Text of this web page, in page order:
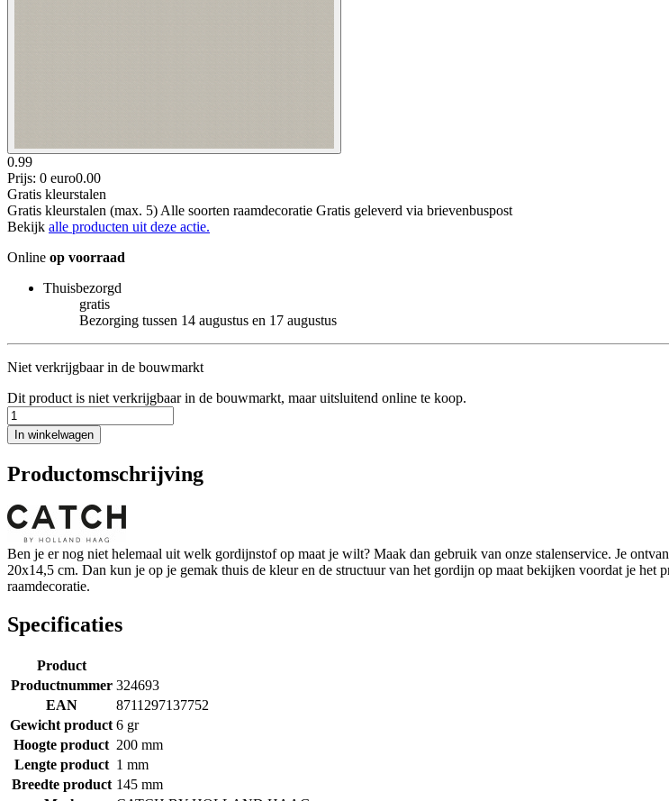
0.99
Prijs: 0 euro0.00
Gratis kleurstalen
Gratis kleurstalen (max. 5) Alle soorten raamdecoratie Gratis geleverd via brievenbuspost
Bekijk alle producten uit deze actie.
Online op voorraad
Thuisbezorgd
gratis
Bezorging tussen 14 augustus en 17 augustus
Niet verkrijgbaar in de bouwmarkt
Dit product is niet verkrijgbaar in de bouwmarkt, maar uitsluitend online te koop.
In winkelwagen
Productomschrijving
Ben je er nog niet helemaal uit welk gordijnstof op maat je wilt? Maak dan gebruik van onze stalenservice. Je
20x14,5 cm. Dan kun je op je gemak thuis de kleur en de structuur van het gordijn op maat bekijken voordat je het
raamdecoratie.
Specificaties
Product
Productnummer 324693
EAN
8711297137752
Gewicht product 6 gr
Hoogte product 200 mm
Lengte product 1 mm
Breedte product 145 mm